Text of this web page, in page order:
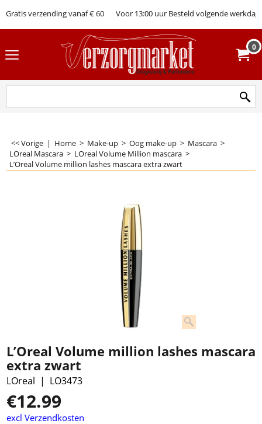
Gratis verzending vanaf € 60 Voor 13:00 uur Besteld volgende werkdag
0
<< Vorige | Home > Make-up > Oog make-up > Mascara >
LOreal Mascara > LOreal Volume Million mascara >
L’Oreal Volume million lashes mascara extra zwart
L’Oreal Volume million lashes mascara
extra zwart
LOreal LO3473
€12.99
excl Verzendkosten